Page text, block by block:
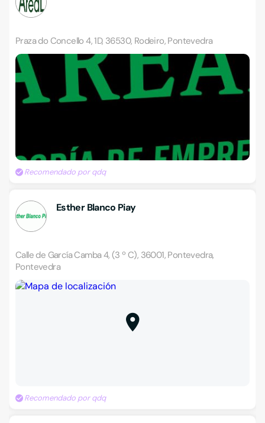
Praza do Concello 4, 1D, 36530, Rodeiro, Pontevedra
Recomendado por qdq
Esther Blanco Piay
Calle de García Camba 4, (3 º C), 36001, Pontevedra,
Pontevedra
Recomendado por qdq